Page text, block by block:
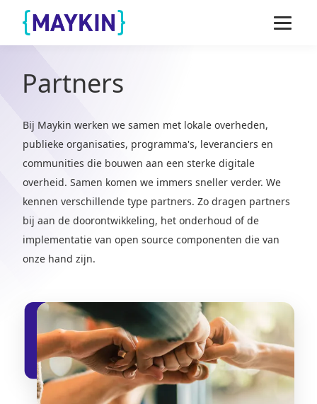
Naar de inhoud springen
Naar de footer springen
Partners
Bij Maykin werken we samen met lokale overheden,
publieke organisaties, programma's, leveranciers en
communities die bouwen aan een sterke digitale
overheid. Samen komen we immers sneller verder. We
kennen verschillende type partners. Zo dragen partners
bij aan de doorontwikkeling, het onderhoud of de
implementatie van open source componenten die van
onze hand zijn.